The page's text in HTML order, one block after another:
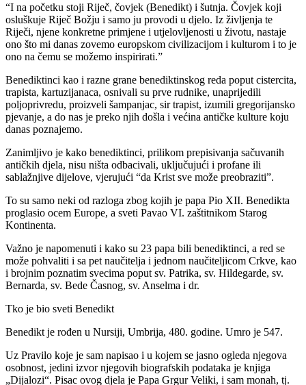
“I na početku stoji Riječ, čovjek (Benedikt) i šutnja. Čovjek koji
osluškuje Riječ Božju i samo ju provodi u djelo. Iz življenja te
Riječi, njene konkretne primjene i utjelovljenosti u životu, nastaje
ono što mi danas zovemo europskom civilizacijom i kulturom i to je
ono na čemu se možemo inspirirati.”
Benediktinci kao i razne grane benediktinskog reda poput cistercita,
trapista, kartuzijanaca, osnivali su prve rudnike, unaprijedili
poljoprivredu, proizveli šampanjac, sir trapist, izumili gregorijansko
pjevanje, a do nas je preko njih došla i većina antičke kulture koju
danas poznajemo.
Zanimljivo je kako benediktinci, prilikom prepisivanja sačuvanih
antičkih djela, nisu ništa odbacivali, uključujući i profane ili
sablažnjive dijelove, vjerujući “da Krist sve može preobraziti”.
To su samo neki od razloga zbog kojih je papa Pio XII. Benedikta
proglasio ocem Europe, a sveti Pavao VI. zaštitnikom Starog
Kontinenta.
Važno je napomenuti i kako su 23 papa bili benediktinci, a red se
može pohvaliti i sa pet naučitelja i jednom naučiteljicom Crkve, kao
i brojnim poznatim svecima poput sv. Patrika, sv. Hildegarde, sv.
Bernarda, sv. Bede Časnog, sv. Anselma i dr.
Tko je bio sveti Benedikt
Benedikt je rođen u Nursiji, Umbrija, 480. godine. Umro je 547.
Uz Pravilo koje je sam napisao i u kojem se jasno ogleda njegova
osobnost, jedini izvor njegovih biografskih podataka je knjiga
„Dijalozi“. Pisac ovog djela je Papa Grgur Veliki, i sam monah, tj.